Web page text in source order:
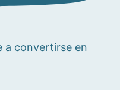
a convertirse en